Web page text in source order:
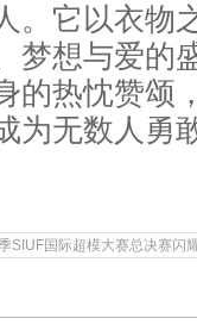
。它以衣物
梦想与爱的
的热忱赞颂
为无数人勇
SIUF国际超模大赛总决赛闪